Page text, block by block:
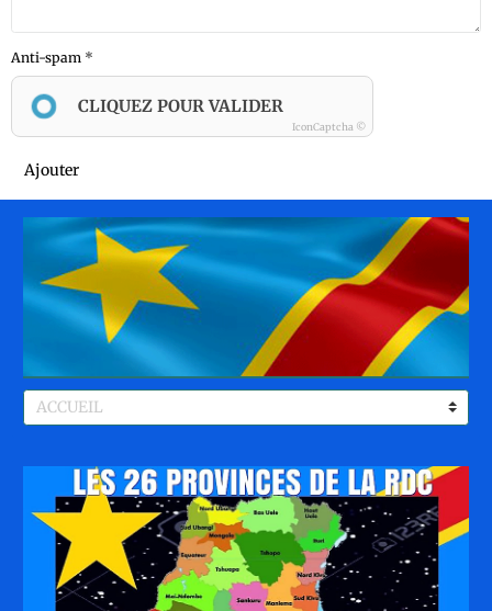
Anti-spam
CLIQUEZ POUR VALIDER
IconCaptcha ©
Ajouter